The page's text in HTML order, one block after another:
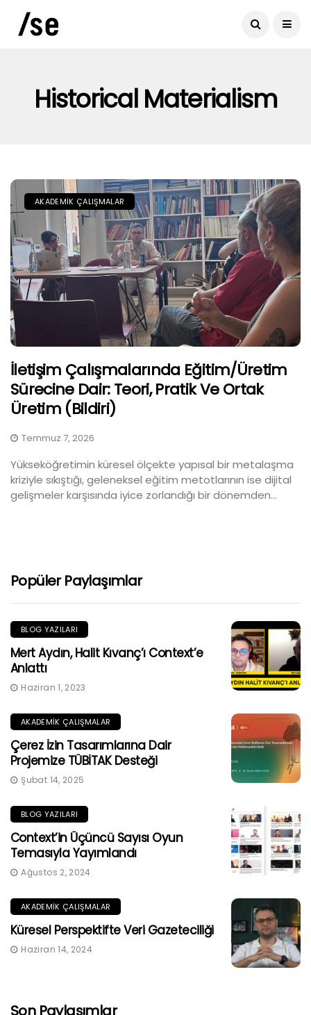
Historical Materialism
AKADEMIK ÇALIŞMALAR
İletişim Çalışmalarında Eğitim/Üretim
Sürecine Dair: Teori, Pratik Ve Ortak
Üretim (Bildiri)
Temmuz 7, 2026
Yükseköğretimin küresel ölçekte yapısal bir metalaşma
kriziyle sıkıştığı, geleneksel eğitim metotlarının ise dijital
gelişmeler karşısında iyice zorlandığı bir dönemden...
Popüler Paylaşımlar
BLOG YAZILARI
Mert Aydın, Halit Kıvanç’ı Context’e
Anlattı
Haziran 1, 2023
AKADEMIK ÇALIŞMALAR
Çerez İzin Tasarımlarına Dair
Projemize TÜBİTAK Desteği
Şubat 14, 2025
BLOG YAZILARI
Context’in Üçüncü Sayısı Oyun
Temasıyla Yayımlandı
Ağustos 2, 2024
AKADEMIK ÇALIŞMALAR
Küresel Perspektifte Veri Gazeteciliği
Haziran 14, 2024
Son Paylaşımlar